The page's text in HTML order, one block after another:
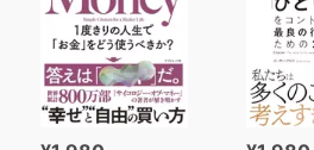
えしん）
る。
織部長